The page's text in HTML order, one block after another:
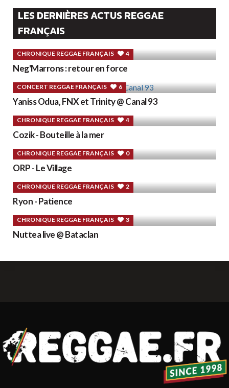
LES DERNIÈRES ACTUS REGGAE
FRANÇAIS
CHRONIQUE REGGAE FRANÇAIS 4
Neg'Marrons : retour en force
CONCERT REGGAE FRANÇAIS 6
Yaniss Odua, FNX et Trinity @ Canal 93
CHRONIQUE REGGAE FRANÇAIS 4
Cozik - Bouteille à la mer
CHRONIQUE REGGAE FRANÇAIS 0
ORP - Le Village
CHRONIQUE REGGAE FRANÇAIS 2
Ryon - Patience
CHRONIQUE REGGAE FRANÇAIS 3
Nuttea live @ Bataclan